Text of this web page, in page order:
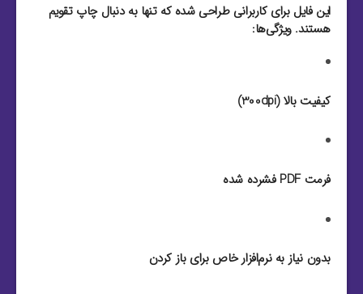
این فایل برای کاربرانی طراحی شده که تنها به دنبال چاپ تقویم
هستند. ویژگی‌ها:
کیفیت بالا (300dpi)
فرمت PDF فشرده شده
بدون نیاز به نرم‌افزار خاص برای باز کردن